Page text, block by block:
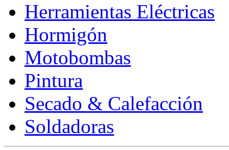
Herramientas Eléctricas
Hormigón
Motobombas
Pintura
Secado & Calefacción
Soldadoras